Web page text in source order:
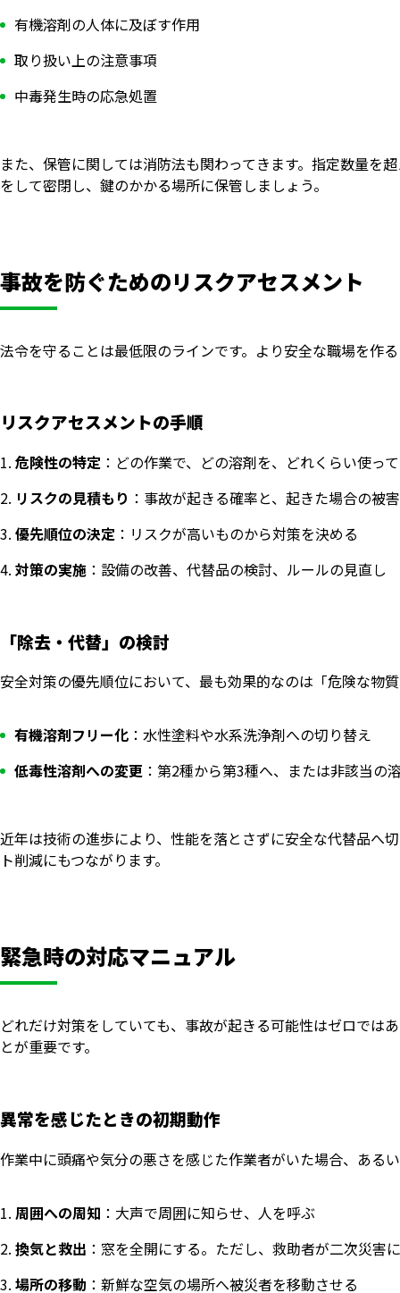
有機溶剤の人体に及ぼす作用
取り扱い上の注意事項
中毒発生時の応急処置
また、保管に関しては消防法も関わってきます。指定数量を
をして密閉し、鍵のかかる場所に保管しましょう。
事故を防ぐためのリスクアセスメント
法令を守ることは最低限のラインです。より安全な職場を作
リスクアセスメントの手順
危険性の特定 ：どの作業で、どの溶剤を、どれくらい使っ
リスクの見積もり ：事故が起きる確率と、起きた場合の被
優先順位の決定 ：リスクが高いものから対策を決める
対策の実施 ：設備の改善、代替品の検討、ルールの見直し
「除去・代替」の検討
安全対策の優先順位において、最も効果的なのは「危険な物
有機溶剤フリー化 ：水性塗料や水系洗浄剤への切り替え
低毒性溶剤への変更 ：第2種から第3種へ、または非該当の
近年は技術の進歩により、性能を落とさずに安全な代替品へ
ト削減にもつながります。
緊急時の対応マニュアル
どれだけ対策をしていても、事故が起きる可能性はゼロでは
とが重要です。
異常を感じたときの初期動作
作業中に頭痛や気分の悪さを感じた作業者がいた場合、ある
周囲への周知 ：大声で周囲に知らせ、人を呼ぶ
換気と救出 ：窓を全開にする。ただし、救助者が二次災
場所の移動 ：新鮮な空気の場所へ被災者を移動させる